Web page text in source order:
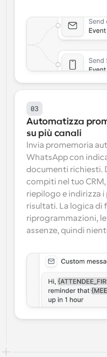
03
Automatizza
su più canali
Invia promemoria
WhatsApp con
documenti richiesti.
compiti nel tuo
riepilogo e indirizza i
risultati. La logica di
riprogrammazioni,
assenze, quindi